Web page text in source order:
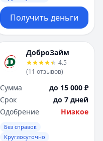
Получить деньги
ДоброЗайм
4.5
(11 отзывов)
Сумма
до 15 000 ₽
Срок
до 7 дней
Одобрение
Низкое
Без справок
Круглосуточно